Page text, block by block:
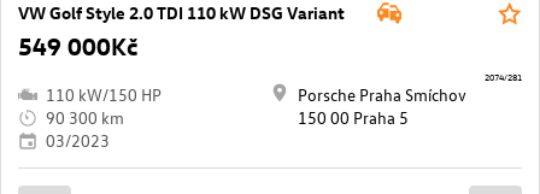
VW Golf Style 2.0 TDI 110 kW DSG Variant
549 000Kč
110 kW/150 HP
90 300 km
03/2023
Porsche Praha Smíchov
150 00 Praha 5
2074/281